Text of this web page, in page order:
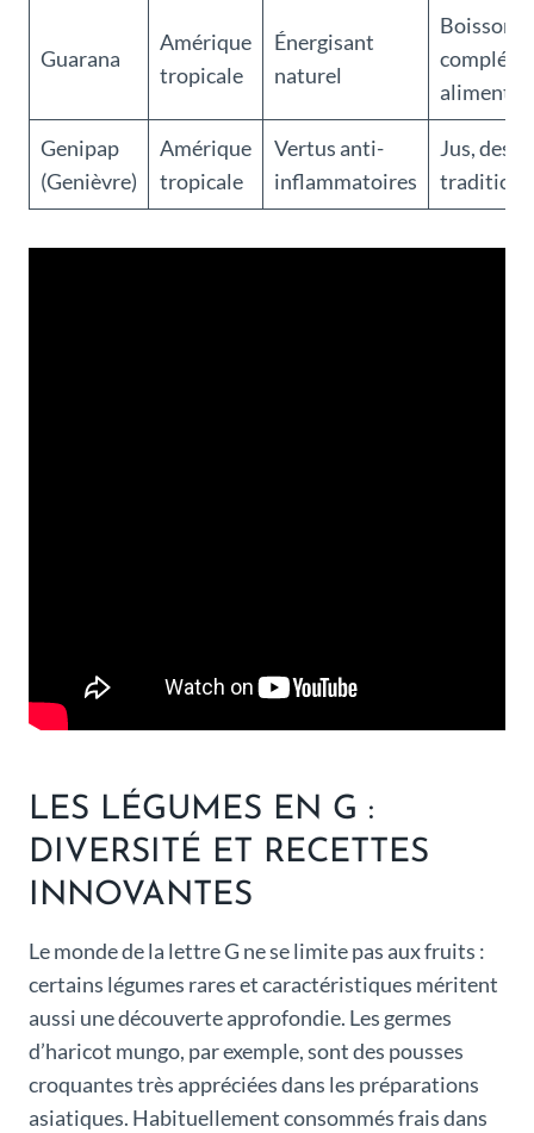
Guarana
Amérique
tropicale
Énergisant
naturel
Boissons,
Genipap
(Genièvre)
Amérique
tropicale
Vertus anti-
inflammatoires
Jus,
LES LÉGUMES EN G :
DIVERSITÉ ET RECETTES
INNOVANTES
Le monde de la lettre G ne se limite pas aux fruits :
certains légumes rares et caractéristiques méritent
aussi une découverte approfondie. Les germes
d’haricot mungo, par exemple, sont des pousses
croquantes très appréciées dans les préparations
asiatiques. Habituellement consommés frais dans